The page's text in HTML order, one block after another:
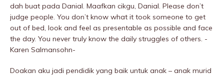
dah buat pada Danial. Maafkan cikgu, Danial. Please don’t
judge people. You don’t know what it took someone to get
out of bed, look and feel as presentable as possible and face
the day. You never truly know the daily struggIes of others. -
Karen Salmansohn-
Doakan aku jadi pendidik yang baik untuk anak – anak murid